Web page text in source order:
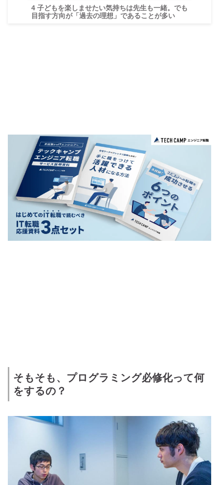
4 子どもを楽しませたい気持ちは先生も一緒。でも
目指す方向が「過去の理想」であることが多い
そもそも、プログラミング必修化って何
をするの？